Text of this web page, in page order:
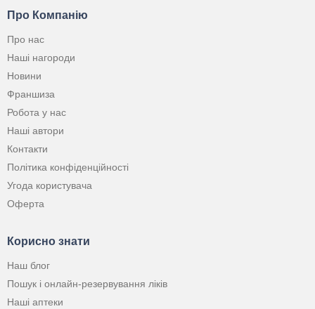
Про Компанію
Про нас
Наші нагороди
Новини
Франшиза
Робота у нас
Наші автори
Контакти
Політика конфіденційності
Угода користувача
Оферта
Корисно знати
Наш блог
Пошук і онлайн-резервування ліків
Наші аптеки